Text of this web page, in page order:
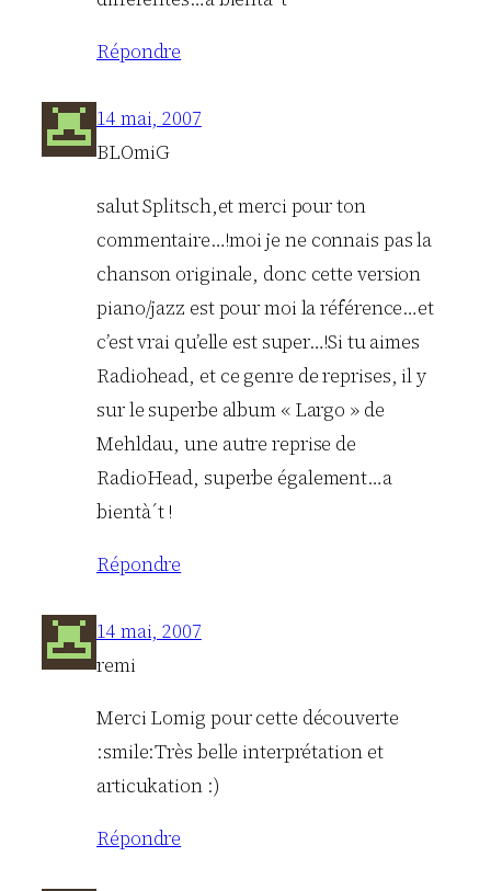
Répondre
14 mai, 2007
BLOmiG
salut Splitsch,et merci pour ton
commentaire…!moi je ne connais pas la
chanson originale, donc cette version
piano/jazz est pour moi la référence…et
c’est vrai qu’elle est super…!Si tu aimes
Radiohead, et ce genre de reprises, il y
sur le superbe album « Largo » de
Mehldau, une autre reprise de
RadioHead, superbe également…a
bientà´t !
Répondre
14 mai, 2007
remi
Merci Lomig pour cette découverte
:smile:Très belle interprétation et
articukation :)
Répondre